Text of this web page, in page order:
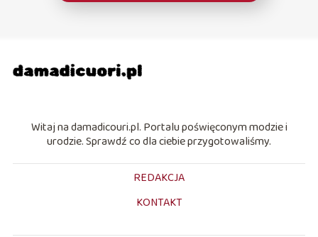
Witaj na damadicouri.pl. Portalu poświęconym modzie i
urodzie. Sprawdź co dla ciebie przygotowaliśmy.
REDAKCJA
KONTAKT